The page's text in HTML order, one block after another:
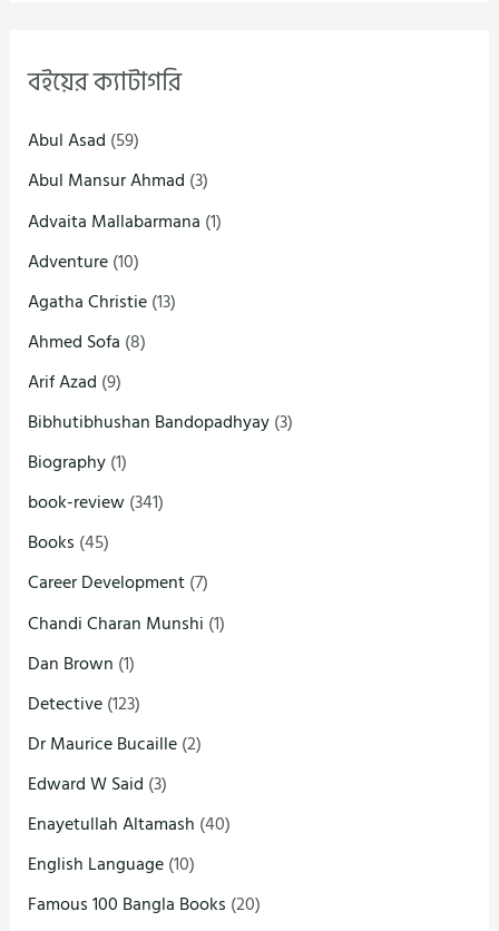
বইয়ের ক্যাটাগরি
Abul Asad (59)
Abul Mansur Ahmad (3)
Advaita Mallabarmana (1)
Adventure(10)
Agatha Christie(13)
Ahmed Sofa (8)
Arif Azad (9)
Bibhutibhushan Bandopadhyay(3)
Biography(1)
book-review(341)
Books (45)
Career Development(7)
Chandi Charan Munshi (1)
Dan Brown (1)
Detective(123)
Dr Maurice Bucaille(2)
Edward W Said (3)
Enayetullah Altamash (40)
English Language(10)
Famous 100 Bangla Books (20)